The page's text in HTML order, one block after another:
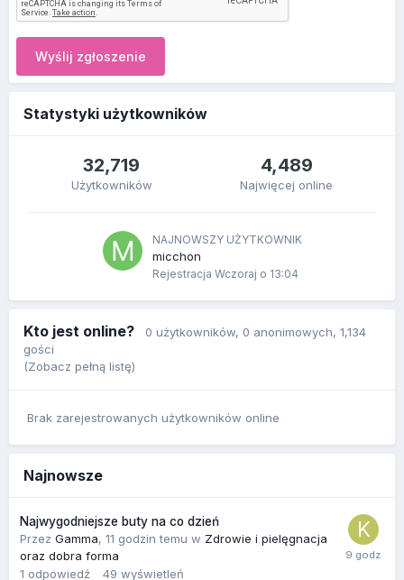
Wyślij zgłoszenie
Statystyki użytkowników
32,719
Użytkowników
4,489
Najwięcej online
NAJNOWSZY UŻYTKOWNIK
micchon
Rejestracja Wczoraj o 13:04
Kto jest online? 0 użytkowników, 0 anonimowych, 1,134
gości
(Zobacz pełną listę)
Brak zarejestrowanych użytkowników online
Najnowsze
Najwygodniejsze buty na co dzień
Przez Gamma, 11 godzin temu w Zdrowie i pielęgnacja
oraz dobra forma
1 odpowiedź 49 wyświetleń